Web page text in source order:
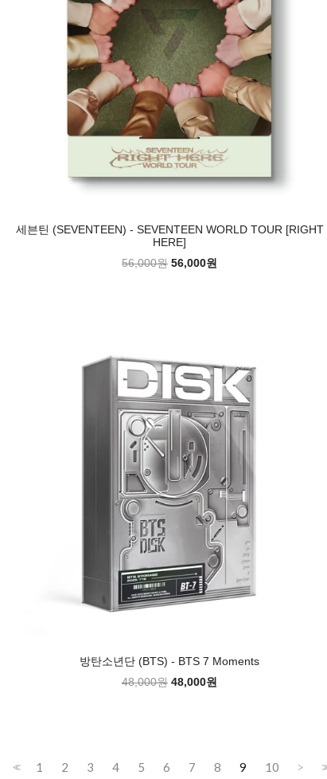
세븐틴 (SEVENTEEN) - SEVENTEEN WORLD TOUR [RIGHT
HERE]
56,000원 56,000원
방탄소년단 (BTS) - BTS 7 Moments
48,000원 48,000원
<< 1 2 3 4 5 6 7 8 9 10 > >>